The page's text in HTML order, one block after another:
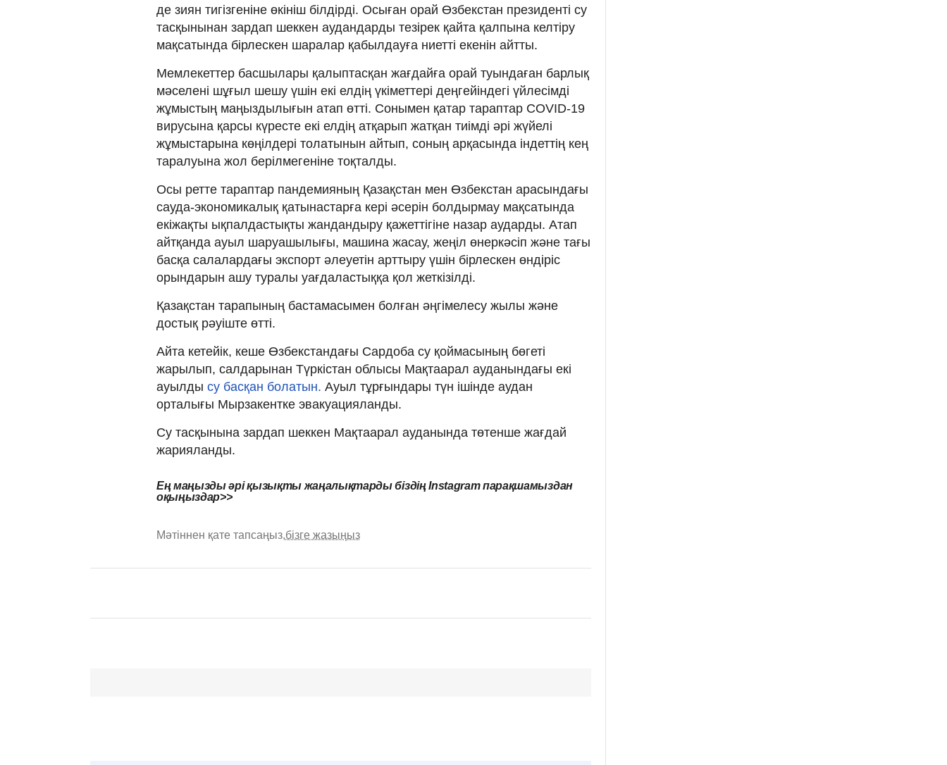
де зиян тигізгеніне өкініш білдірді. Осыған орай Өзбекстан президенті су
тасқынынан зардап шеккен аудандарды тезірек қайта қалпына келтіру
мақсатында бірлескен шаралар қабылдауға ниетті екенін айтты.
Мемлекеттер басшылары қалыптасқан жағдайға орай туындаған барлық
мәселені шұғыл шешу үшін екі елдің үкіметтері деңгейіндегі үйлесімді
жұмыстың маңыздылығын атап өтті. Сонымен қатар тараптар COVID-19
вирусына қарсы күресте екі елдің атқарып жатқан тиімді әрі жүйелі
жұмыстарына көңілдері толатынын айтып, соның арқасында індеттің кең
таралуына жол берілмегеніне тоқталды.
Осы ретте тараптар пандемияның Қазақстан мен Өзбекстан арасындағы
сауда-экономикалық қатынастарға кері әсерін болдырмау мақсатында
екіжақты ықпалдастықты жандандыру қажеттігіне назар аударды. Атап
айтқанда ауыл шаруашылығы, машина жасау, жеңіл өнеркәсіп және тағы
басқа салалардағы экспорт әлеуетін арттыру үшін бірлескен өндіріс
орындарын ашу туралы уағдаластыққа қол жеткізілді.
Қазақстан тарапының бастамасымен болған әңгімелесу жылы және
достық рәуіште өтті.
Айта кетейік, кеше Өзбекстандағы Сардоба су қоймасының бөгеті
жарылып, салдарынан Түркістан облысы Мақтаарал ауданындағы екі
ауылды су басқан болатын. Ауыл тұрғындары түн ішінде аудан
орталығы Мырзакентке эвакуацияланды.
Су тасқынына зардап шеккен Мақтаарал ауданында төтенше жағдай
жарияланды.
Ең маңызды әрі қызықты жаңалықтарды біздің Instagram парақшамыздан
оқыңыздар>>
Мәтіннен қате тапсаңыз,бізге жазыңыз